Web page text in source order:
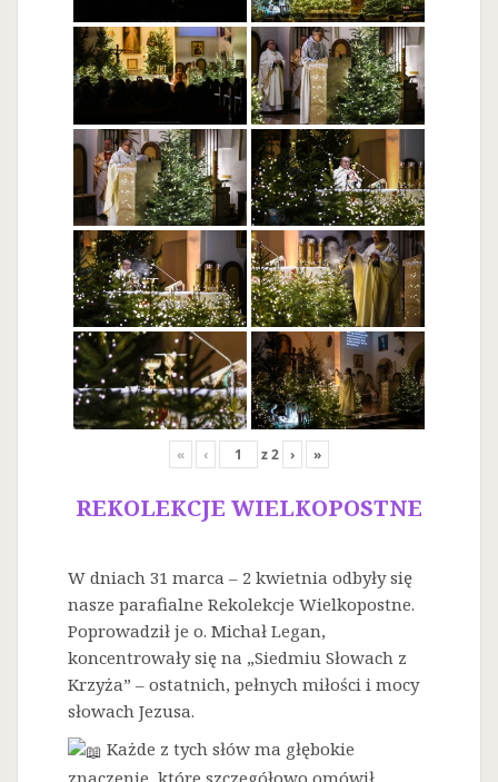
« ‹ z2 › »
REKOLEKCJE WIELKOPOSTNE
W dniach 31 marca – 2 kwietnia odbyły się
nasze parafialne Rekolekcje Wielkopostne.
Poprowadził je o. Michał Legan,
koncentrowały się na „Siedmiu Słowach z
Krzyża” – ostatnich, pełnych miłości i mocy
słowach Jezusa.
Każde z tych słów ma głębokie
znaczenie, które szczegółowo omówił